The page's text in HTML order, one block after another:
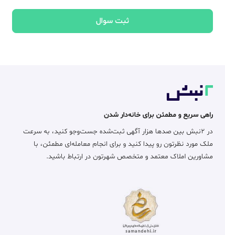
ثبت سوال
راهی سریع و مطمئن برای خانه‌دار شدن
در ۲نبش بین صدها هزار آگهی ثبت‌شده جست‌وجو کنید، به سرعت
ملک مورد نظرتون رو پیدا کنید و برای انجام معامله‌ای مطمئن، با
مشاورین املاک معتمد و متخصص شهرتون در ارتباط باشید.